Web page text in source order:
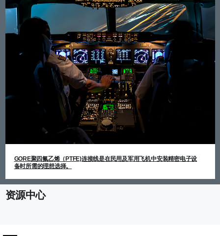
(工
厂)
GORE聚四氟乙烯（PTFE)连接线是在民用及军用飞机中安装精密电子设
备时所需的理想选择。
资源中心